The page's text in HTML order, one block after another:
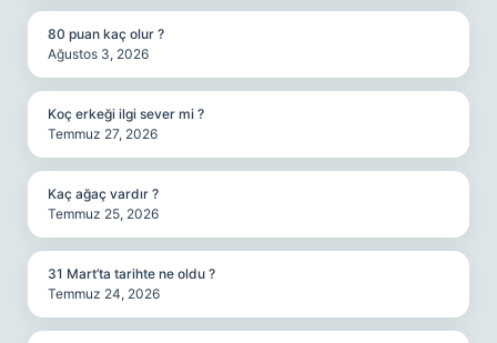
80 puan kaç olur ?
Ağustos 3, 2026
Koç erkeği ilgi sever mi ?
Temmuz 27, 2026
Kaç ağaç vardır ?
Temmuz 25, 2026
31 Mart’ta tarihte ne oldu ?
Temmuz 24, 2026